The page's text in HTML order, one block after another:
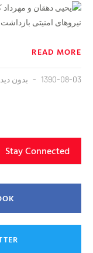
یحیی دهقان و
نیروهای امنیتی
READ MORE
1390-08-03 بدون
Stay Connected